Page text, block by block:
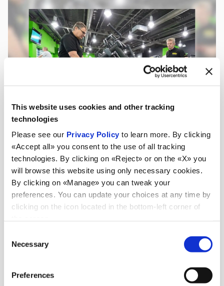
This website uses cookies and other tracking
technologies
Please see our Privacy Policy to learn more. By clicking
«Accept all» you consent to the use of all tracking
technologies. By clicking on «Reject» or on the «X» you
will browse this website using only necessary cookies.
By clicking on «Manage» you can tweak your
preferences. You can update your choices at any time by
clicking on the icon located in the bottom-left corner of
Selection
Necessary
Preferences
Aktualnosci